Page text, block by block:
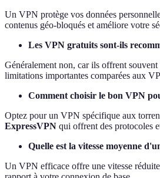
Un VPN protège vos données
contenus géo-bloqués et améliore votre
Les VPN gratuits sont-ils
Généralement non, car ils offrent souvent
limitations importantes comparées aux
Comment choisir le bon VPN
Optez pour un VPN spécifique aux
ExpressVPN qui offrent des protocoles
Quelle est la vitesse moyenne
Un VPN efficace offre une vitesse